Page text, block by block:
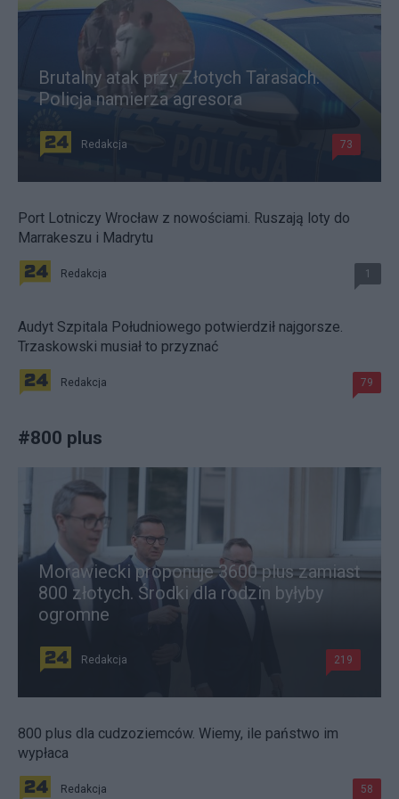
Brutalny atak przy Złotych Tarasach.
Policja namierza agresora
Redakcja 73
Port Lotniczy Wrocław z nowościami. Ruszają loty do
Marrakeszu i Madrytu
Redakcja 1
Audyt Szpitala Południowego potwierdził najgorsze.
Trzaskowski musiał to przyznać
Redakcja 79
#800 plus
Morawiecki proponuje 3600 plus zamiast
800 złotych. Środki dla rodzin byłyby
ogromne
Redakcja 219
800 plus dla cudzoziemców. Wiemy, ile państwo im
wypłaca
Redakcja 58